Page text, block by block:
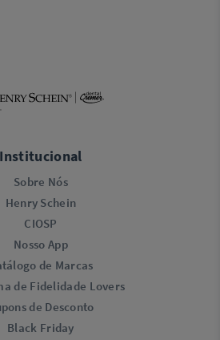
Institucional
Sobre Nós
Henry Schein
CIOSP
Nosso App
de Marcas
de Fidelidade Lovers​
de Desconto
Black Friday